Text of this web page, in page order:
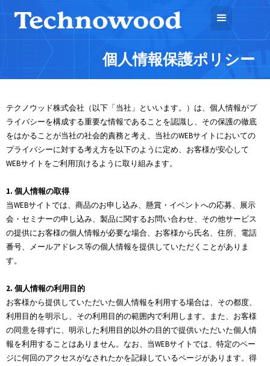
個人情報保護ポリシー
テクノウッド株式会社（以下「当社」といいます。）は、個人情報がプ
ライバシーを構成する重要な情報であることを認識し、その保護の徹底
をはかることが当社の社会的責務と考え、当社のWEBサイトにおいての
プライバシーに対する考え方を以下のように定め、お客様が安心して
WEBサイトをご利用頂けるように取り組みます。
1. 個人情報の取得
当WEBサイトでは、商品のお申し込み、懸賞・イベントへの応募、展示
会・セミナーの申し込み、製品に関するお問い合わせ、その他サービス
の提供にお客様の個人情報が必要な場合、お客様から氏名、住所、電話
番号、メールアドレス等の個人情報を提供していただくことがありま
す。
2. 個人情報の利用目的
お客様から提供していただいた個人情報を利用する場合は、その都度、
利用目的を明示し、その利用目的の範囲内で利用します。また、お客様
の同意を得ずに、明示した利用目的以外の目的で提供いただいた個人情
報を利用することはありません。なお、当WEBサイトでは、特定のペー
ジに何回のアクセスがなされたかを記録しているページがあります。得